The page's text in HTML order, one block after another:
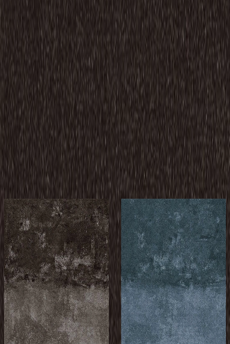
関連製品
もっと見る
メーカー
ミリケン
Lapidus/Reverse
Mantle Transition -
RMT10-143-6
Moonstone
¥18,900 / ㎡ 税抜¥18,900/ ㎡
[税抜]
メーカー
ミリケン
Lapidus/Reverse
Mantle Transition -
RMT107-248
Azurite
¥18,900 / ㎡ 税抜¥18,900/ ㎡
[税抜]